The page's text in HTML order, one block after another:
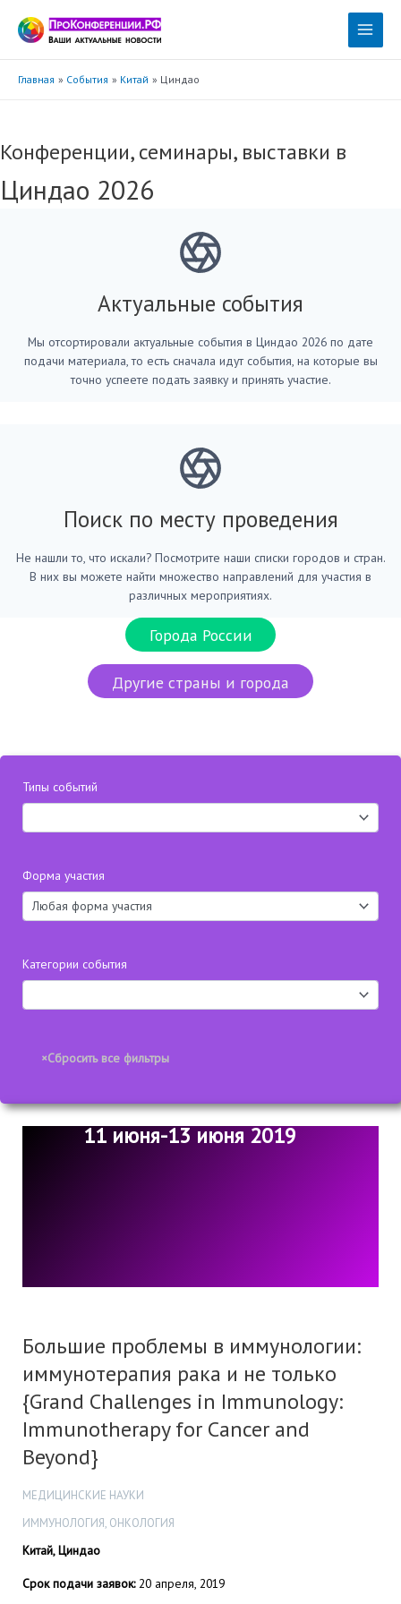
содержимому
Main
Главная События Китай Циндао
Конференции, семинары, выставки в
Циндао 2026
Актуальные события
Мы отсортировали актуальные события в Циндао 2026 по дате
подачи материала, то есть сначала идут события, на которые вы
точно успеете подать заявку и принять участие.
Поиск по месту проведения
Не нашли то, что искали? Посмотрите наши списки городов и стран.
В них вы можете найти множество направлений для участия в
различных мероприятиях.
Города России
Другие страны и города
Типы событий
Форма участия
Категории события
11 июня-13 июня 2019
Большие проблемы в иммунологии:
иммунотерапия рака и не только
{Grand Challenges in Immunology:
Immunotherapy for Cancer and
Beyond}
МЕДИЦИНСКИЕ НАУКИ
ИММУНОЛОГИЯ, ОНКОЛОГИЯ
Китай, Циндао
Срок подачи заявок:20 апреля, 2019